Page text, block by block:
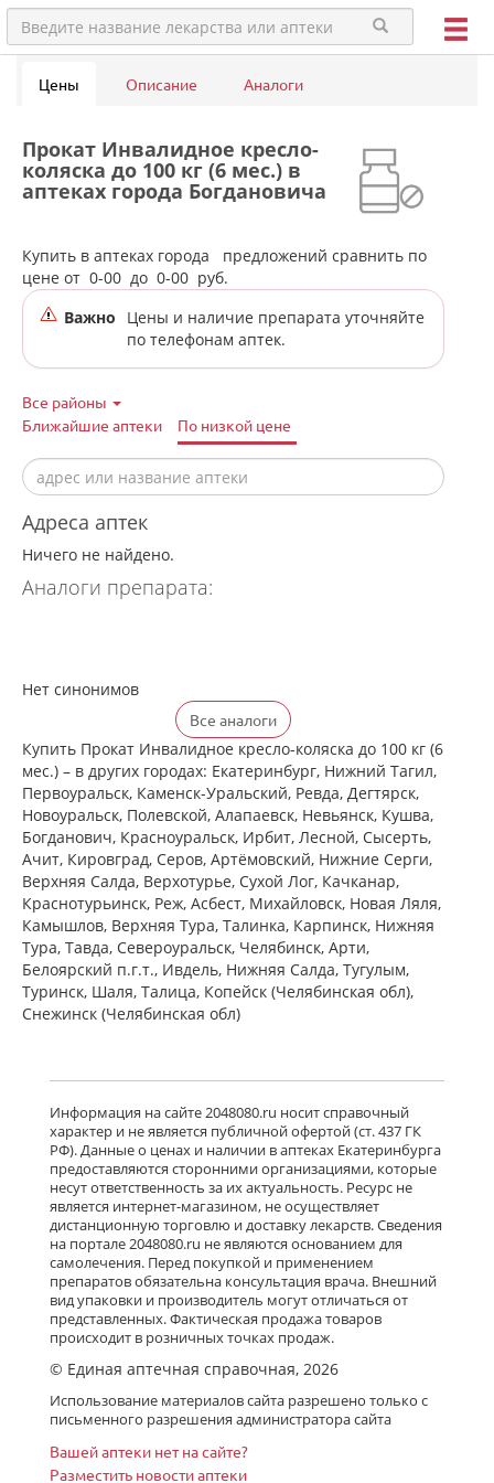
Цены Описание Аналоги
Прокат Инвалидное кресло-
коляска до 100 кг (6 мес.) в
аптеках города Богдановича
Купить в аптеках города
предложений сравнить по
цене от 0-00 до 0-00 руб.
Важно
Цены и наличие препарата уточняйте
по телефонам аптек.
Все районы
Ближайшие аптеки
По низкой цене
Адреса аптек
Ничего не найдено.
Аналоги препарата:
Нет синонимов
Все аналоги
Купить Прокат Инвалидное кресло-коляска до 100 кг (6
мес.) – в других городах: Екатеринбург, Нижний Тагил,
Первоуральск, Каменск-Уральский, Ревда, Дегтярск,
Новоуральск, Полевской, Алапаевск, Невьянск, Кушва,
Богданович, Красноуральск, Ирбит, Лесной, Сысерть,
Ачит, Кировград, Серов, Артёмовский, Нижние Cерги,
Верхняя Салда, Верхотурье, Сухой Лог, Качканар,
Краснотурьинск, Реж, Асбест, Михайловск, Новая Ляля,
Камышлов, Верхняя Тура, Талинка, Карпинск, Нижняя
Тура, Тавда, Североуральск, Челябинск, Арти,
Белоярский п.г.т., Ивдель, Нижняя Салда, Тугулым,
Туринск, Шаля, Талица, Копейск (Челябинская обл),
Снежинск (Челябинская обл)
Информация на сайте 2048080.ru носит справочный
характер и не является публичной офертой (ст. 437 ГК
РФ). Данные о ценах и наличии в аптеках Екатеринбурга
предоставляются сторонними организациями, которые
несут ответственность за их актуальность. Ресурс не
является интернет-магазином, не осуществляет
дистанционную торговлю и доставку лекарств. Сведения
на портале 2048080.ru не являются основанием для
самолечения. Перед покупкой и применением
препаратов обязательна консультация врача. Внешний
вид упаковки и производитель могут отличаться от
представленных. Фактическая продажа товаров
происходит в розничных точках продаж.
© Единая аптечная справочная, 2026
Использование материалов сайта разрешено только с
письменного разрешения администратора сайта
Вашей аптеки нет на сайте?
Разместить новости аптеки